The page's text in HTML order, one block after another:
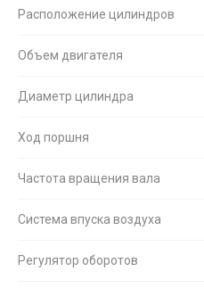
Расположение цилиндров
Объем двигателя
Диаметр цилиндра
Ход поршня
Частота вращения вала
Система впуска воздуха
Регулятор оборотов